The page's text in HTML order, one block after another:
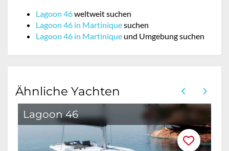
Lagoon 46weltweit suchen
Lagoon 46 in Martiniquesuchen
Lagoon 46 in Martinique und Umgebung suchen
Ähnliche Yachten
Lagoon 46